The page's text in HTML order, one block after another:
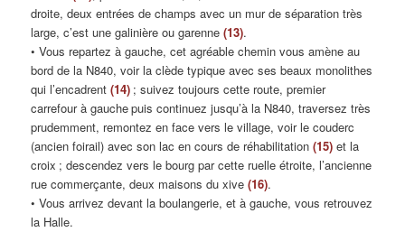
droite, deux entrées de champs avec un mur de séparation très
large, c’est une galinière ou garenne(13).
• Vous repartez à gauche, cet agréable chemin vous amène au
bord de la N840, voir la clède typique avec ses beaux monolithes
qui l’encadrent(14) ; suivez toujours cette route, premier
carrefour à gauche puis continuez jusqu’à la N840, traversez très
prudemment, remontez en face vers le village, voir le couderc
(ancien foirail) avec son lac en cours de réhabilitation(15) et la
croix ; descendez vers le bourg par cette ruelle étroite, l’ancienne
rue commerçante, deux maisons du xive(16).
• Vous arrivez devant la boulangerie, et à gauche, vous retrouvez
la Halle.